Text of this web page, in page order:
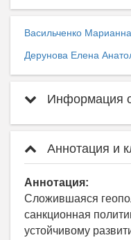
Васильченко
Дерунова Елена
Информация
Аннотация и
Аннотация:
Сложившаяся
санкционная
устойчивому